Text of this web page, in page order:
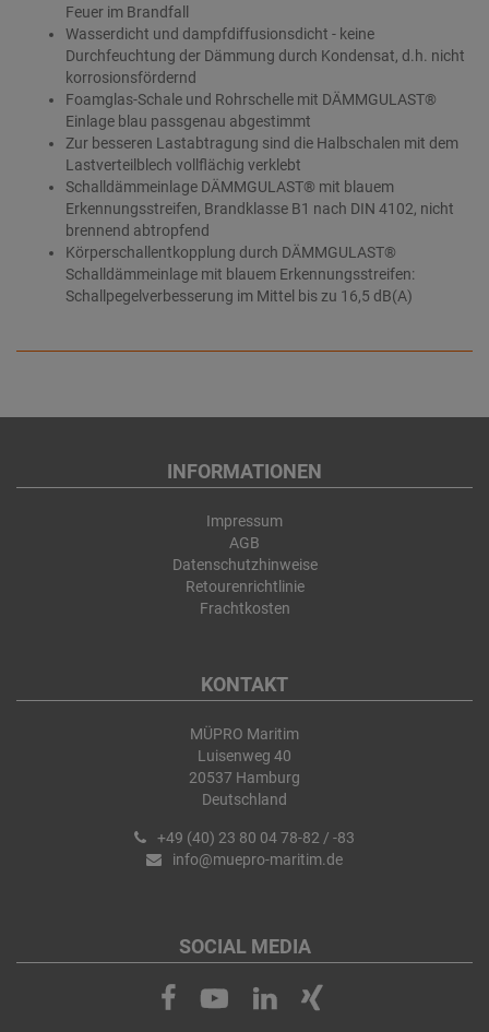
Feuer im Brandfall
Wasserdicht und dampfdiffusionsdicht - keine
Durchfeuchtung der Dämmung durch Kondensat, d.h. nicht
korrosionsfördernd
Foamglas-Schale und Rohrschelle mit DÄMMGULAST®
Einlage blau passgenau abgestimmt
Zur besseren Lastabtragung sind die Halbschalen mit dem
Lastverteilblech vollflächig verklebt
Schalldämmeinlage DÄMMGULAST® mit blauem
Erkennungsstreifen, Brandklasse B1 nach DIN 4102, nicht
brennend abtropfend
Körperschallentkopplung durch DÄMMGULAST®
Schalldämmeinlage mit blauem Erkennungsstreifen:
Schallpegelverbesserung im Mittel bis zu 16,5 dB(A)
INFORMATIONEN
Impressum
AGB
Datenschutzhinweise
Retourenrichtlinie
Frachtkosten
KONTAKT
MÜPRO Maritim
Luisenweg 40
20537 Hamburg
Deutschland
+49 (40) 23 80 04 78-82 / -83
info@muepro-maritim.de
SOCIAL MEDIA